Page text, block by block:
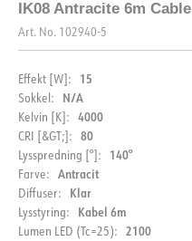
Startstrøm Imax [A]
IK08 Antracite 6m Cable
Art. No. 102940-5
Effekt [W]: 15
Sokkel: N/A
Kelvin [K]: 4000
CRI [&GT;]: 80
Lysspredning [°]: 140°
Farve: Antracit
Diffuser: Klar
Lysstyring: Kabel 6m
Lumen LED (Tc=25): 2100